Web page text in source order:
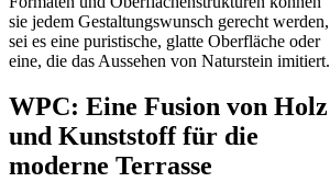
sie jedem Gestaltungswunsch gerecht werden,
sei es eine puristische, glatte Oberfläche oder
eine, die das Aussehen von Naturstein imitiert.
WPC: Eine Fusion von Holz
und Kunststoff für die
moderne Terrasse